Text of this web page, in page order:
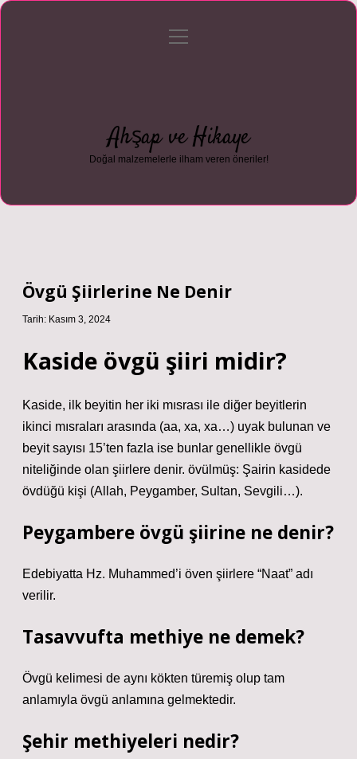
Gizlilik Politikası
menüyü
Ahşap ve Hikaye
Doğal malzemelerle ilham veren öneriler!
Övgü Şiirlerine Ne Denir
Tarih: Kasım 3, 2024
Kaside övgü şiiri midir?
Kaside, ilk beyitin her iki mısrası ile diğer beyitlerin
ikinci mısraları arasında (aa, xa, xa…) uyak bulunan ve
beyit sayısı 15’ten fazla ise bunlar genellikle övgü
niteliğinde olan şiirlere denir. övülmüş: Şairin kasidede
övdüğü kişi (Allah, Peygamber, Sultan, Sevgili…).
Peygambere övgü şiirine ne denir?
Edebiyatta Hz. Muhammed’i öven şiirlere “Naat” adı
verilir.
Tasavvufta methiye ne demek?
Övgü kelimesi de aynı kökten türemiş olup tam
anlamıyla övgü anlamına gelmektedir.
Şehir methiyeleri nedir?